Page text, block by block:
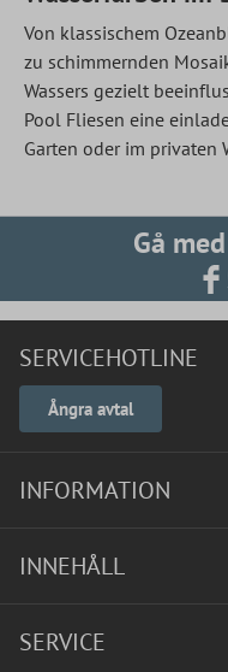
Von klassischem
zu schimmernden
Wassers gezielt
Pool Fliesen eine
Garten oder im privaten
Gå
SERVICEHOTLINE
Ångra avtal
INFORMATION
INNEHÅLL
SERVICE